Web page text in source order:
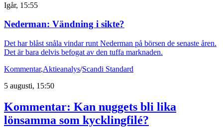
Igår, 15:55
Nederman: Vändning i sikte?
Det har blåst snåla vindar runt Nederman på börsen de senaste åren.
Det är bara delvis befogat av den tuffa marknaden.
Kommentar,Aktieanalys/Scandi Standard
5 augusti, 15:50
Kommentar: Kan nuggets bli lika
lönsamma som kycklingfilé?